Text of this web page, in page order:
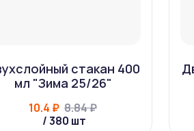
стакан 400
мл "Зима 25/26"
10.4 ₽ 8.84 ₽
/ 380 шт